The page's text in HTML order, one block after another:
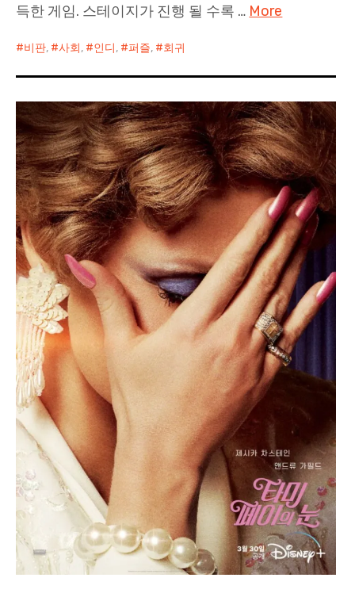
Blender Training
득한 게임. 스테이지가 진행 될 수록 … More
비판, 사회, 인디, 퍼즐, 회귀